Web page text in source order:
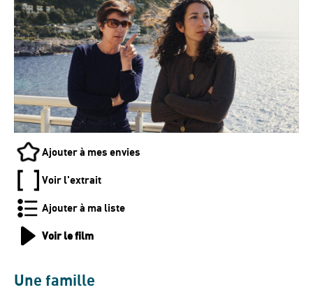
Ajouter à mes envies
Voir l'extrait
Ajouter à ma liste
Voir le film
Une famille